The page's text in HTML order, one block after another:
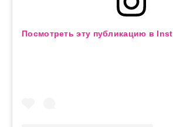
Посмотреть эту публикацию в